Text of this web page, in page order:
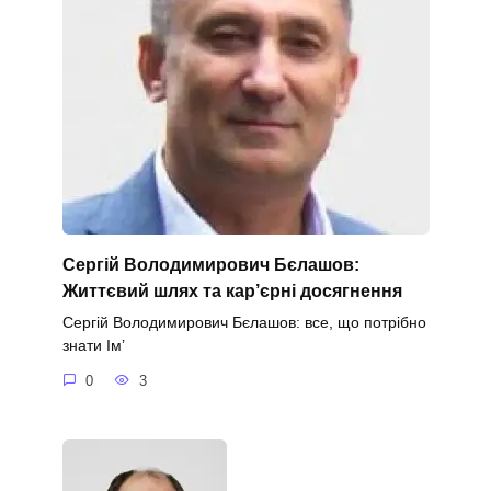
Сергій Володимирович Бєлашов:
Життєвий шлях та кар’єрні досягнення
Сергій Володимирович Бєлашов: все, що потрібно
знати Ім’
0 3